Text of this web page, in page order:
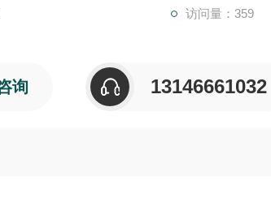
访问量：359
询 13146661032